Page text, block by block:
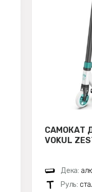
САМОКАТ
VOKUL
Дека:
Руль: